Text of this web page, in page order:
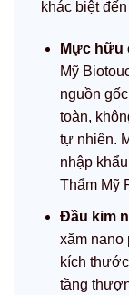
khác biệt
Mực hữu
Mỹ
nguồn
toàn,
tự nhiên.
nhập
Thẩm Mỹ
Đầu kim
xăm nano
kích
tầng